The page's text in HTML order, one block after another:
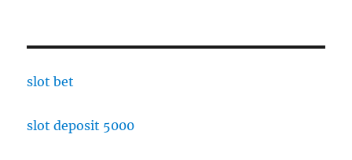
slot bet
slot deposit 5000